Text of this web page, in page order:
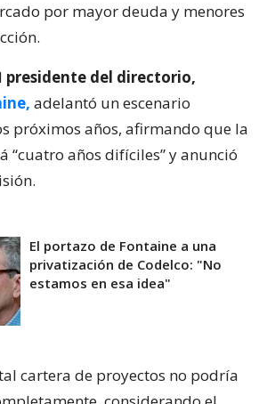
por mayor deuda y menores
presidente del directorio,
adelantó un escenario
próximos años, afirmando que la
“cuatro años difíciles” y anunció
El portazo de Fontaine a una
privatización de Codelco: "No
estamos en esa idea"
cartera de proyectos no podría